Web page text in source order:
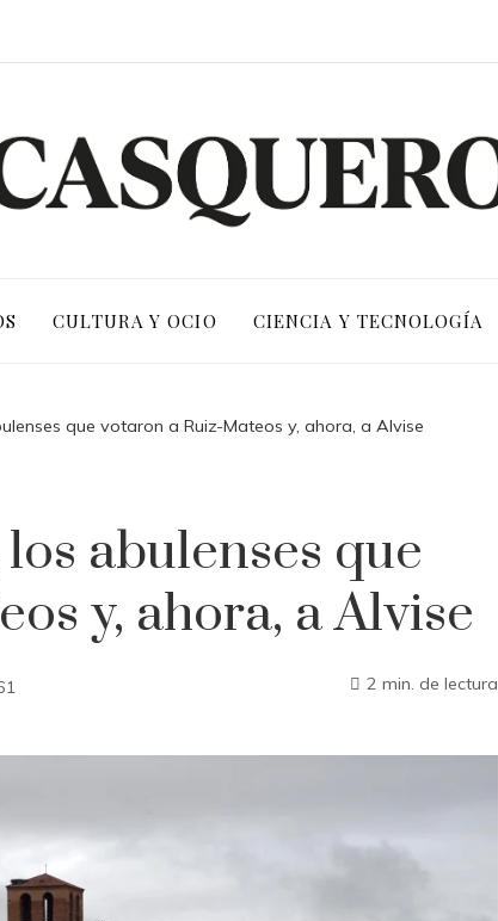
CULTURA Y OCIO CIENCIA Y TECNOLOGÍA
que votaron a Ruiz-Mateos y, ahora, a Alvise
abulenses que
y, ahora, a Alvise
2 min. de lectura